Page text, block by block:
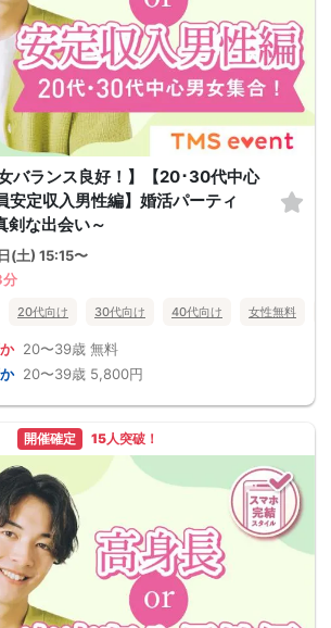
女バランス良好！】【20･30代中心
定収入男性編】婚活パーティ
な出会い～
(土) 15:15〜
分
20代向け 30代向け 40代向け 女性無料
20〜39歳 無料
20〜39歳 5,800円
開催確定 15人突破！